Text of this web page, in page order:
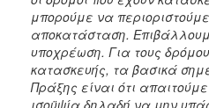
μπορούμε να
αποκατάσταση.
υποχρέωση. Για τους
κατασκευής, τα βασικά
Πράξης είναι ότι